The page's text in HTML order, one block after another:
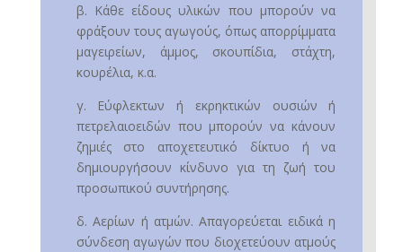
β. Κάθε είδους υλικών που μπορούν να
φράξουν τους αγωγούς, όπως απορρίμματα
μαγειρείων, άμμος, σκουπίδια, στάχτη,
κουρέλια, κ.α.
γ. Εύφλεκτων ή εκρηκτικών ουσιών ή
πετρελαιοειδών που μπορούν να κάνουν
ζημιές στο αποχετευτικό δίκτυο ή να
δημιουργήσουν κίνδυνο για τη ζωή του
προσωπικού συντήρησης.
δ. Αερίων ή ατμών. Απαγορεύεται ειδικά η
σύνδεση αγωγών που διοχετεύουν ατμούς